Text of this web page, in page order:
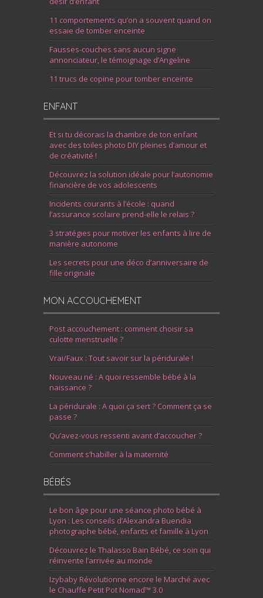
11 comportements qu’on a souvent quand on
essaie de tomber enceinte
Fausses-couches sans aucun signe
annonciateur, le témoignage d’Angeline
11 trucs de copine pour tomber enceinte
ENFANT
Et si tu décorais la chambre de ton enfant
avec des toiles photo DIY pleines d’amour et
de créativité !
Découvrez la solution idéale pour l’autonomie
financière de vos adolescents
Incidents courants à l’école : quand
l’assurance scolaire prend-elle le relais ?
3 stratégies pour motiver les enfants à lire de
manière autonome
Les secrets pour une déco d’anniversaire de
fille originale
MON ACCOUCHEMENT
Post accouchement : comment choisir sa
culotte menstruelle ?
Vrai/Faux : Tout savoir sur la péridurale !
Nouveau né : A quoi ressemble bébé à la
naissance ?
La péridurale : A quoi ça sert ? Comment ça se
passe ?
Qu’avez-vous ressenti avant d’accoucher ?
Comment s’habiller à la maternité
BÉBÉS
Le bon âge pour une séance photo bébé à
Lyon : Les conseils d’Alexandra Buendia
photographe bébé, enfants et famille à Lyon
Découvrez le Thalasso Bain Bébé, ce soin qui
réinvente l’arrivée au monde
Izybaby Révolutionne encore le Marché avec
le Chauffe Petit Pot Nomad™ 3.0